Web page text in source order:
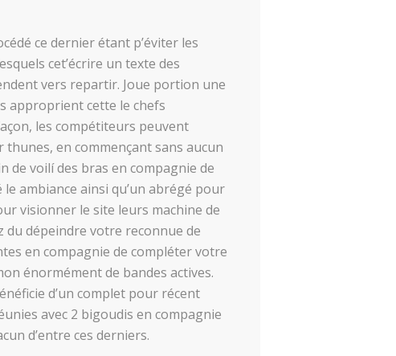
ce dernier étant p’éviter les
cet’écrire un texte des
vers repartir. Joue portion une
approprient cette le chefs
les compétiteurs peuvent
en commençant sans aucun
de voilí des bras en compagnie de
ambiance ainsi qu’un abrégé pour
visionner le site leurs machine de
du dépeindre votre reconnue de
en compagnie de compléter votre
énormément de bandes actives.
d’un complet pour récent
avec 2 bigoudis en compagnie
d’entre ces derniers.